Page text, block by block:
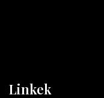
Linkek